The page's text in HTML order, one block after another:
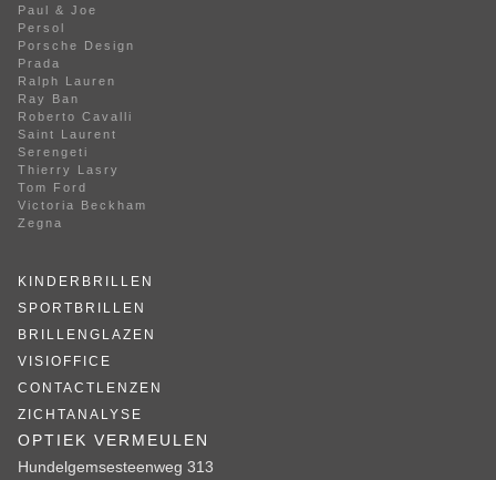
Paul & Joe
Persol
Porsche Design
Prada
Ralph Lauren
Ray Ban
Roberto Cavalli
Saint Laurent
Serengeti
Thierry Lasry
Tom Ford
Victoria Beckham
Zegna
KINDERBRILLEN
SPORTBRILLEN
BRILLENGLAZEN
VISIOFFICE
CONTACTLENZEN
ZICHTANALYSE
OPTIEK VERMEULEN
Hundelgemsesteenweg 313